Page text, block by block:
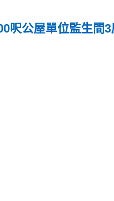
呎公屋單位監生間